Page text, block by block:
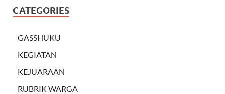
CATEGORIES
GASSHUKU
KEGIATAN
KEJUARAAN
RUBRIK WARGA